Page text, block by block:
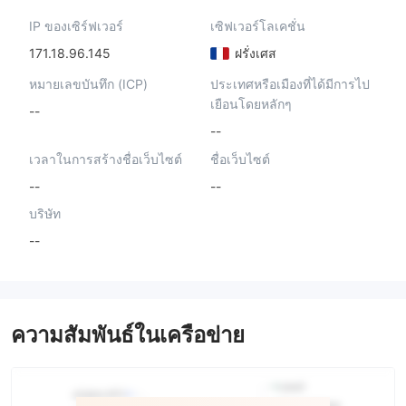
IP ของเซิร์ฟเวอร์
171.18.96.145
เซิฟเวอร์โลเคชั่น
ฝรั่งเศส
หมายเลขบันทึก (ICP)
--
ประเทศหรือเมืองที่ได้มีการไป
เยือนโดยหลักๆ
--
เวลาในการสร้างชื่อเว็บไซต์
--
ชื่อเว็บไซต์
--
บริษัท
--
ความสัมพันธ์ในเครือข่าย